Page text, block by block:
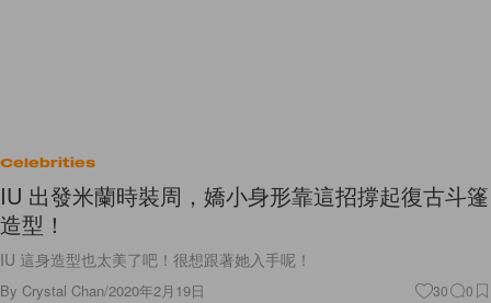
Celebrities
IU 出發米蘭時裝周，嬌小身形靠這招撐起復古斗篷
造型！
IU 這身造型也太美了吧！很想跟著她入手呢！
By Crystal Chan/2020年2月19日 30 0